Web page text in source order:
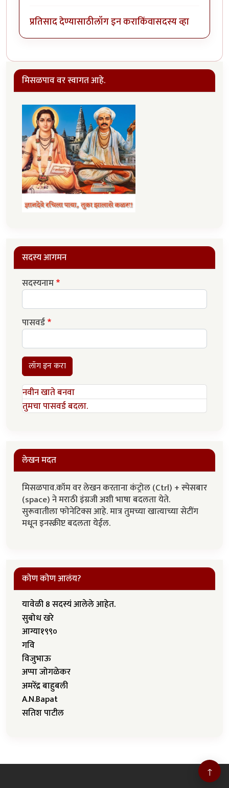
प्रतिसाद देण्यासाठीलॉग इन कराकिंवासदस्य व्हा
मिसळपाव वर स्वागत आहे.
सदस्य आगमन
सदस्यनाम
पासवर्ड
लॉग इन करा
नवीन खाते बनवा
तुमचा पासवर्ड बदला.
लेखन मदत
मिसळपाव.कॉम वर लेखन करताना कंट्रोल (Ctrl) + स्पेसबार
(space) ने मराठी इंग्रजी अशी भाषा बदलता येते.
सुरूवातीला फोनेटिक्स आहे. मात्र तुमच्या खात्याच्या सेटींग
मधून इनस्क्रीप्ट बदलता येईल.
कोण कोण आलंय?
यावेळी 8 सदस्यं आलेले आहेत.
सुबोध खरे
आग्या१९९०
गवि
विजुभाऊ
अप्पा जोगळेकर
अमरेंद्र बाहुबली
A.N.Bapat
सतिश पाटील
↑